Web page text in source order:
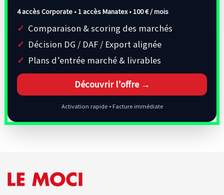
4 accès Corporate • 1 accès Manatex •100 € / mois
Comparaison & scoring des marchés
Décision DG / DAF / Export alignée
Plans d’entrée marché & livrables
Découvrir l’offre →
Activation rapide • Facture immédiate